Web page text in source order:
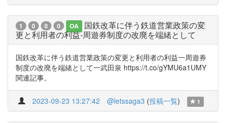
1 0 0 0 OA
国鉄改革に伴う鉄道営業政策の変
更と利用者の利益-周遊券制度の改廃を端緒として
国鉄改革に伴う鉄道営業政策の変更と利用者の利益一周遊券
制度の改廃を端緒として一武田泉 https://t.co/gYMU6a1UMY
関連記事。
2023-09-23 13:27:42 @letssaga3 (投稿一覧) 1